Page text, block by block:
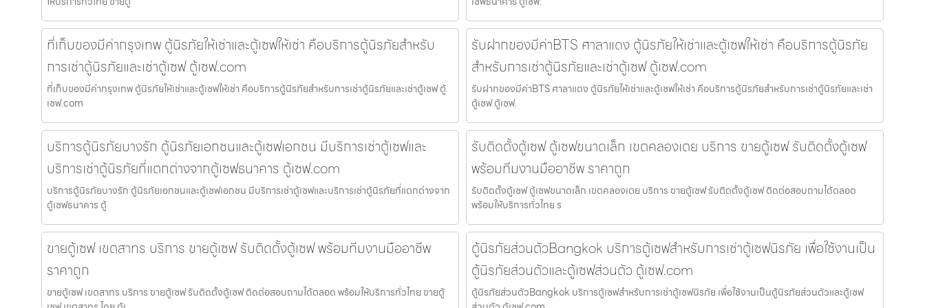
ที่เก็บของมีค่ากรุงเทพ ตู้นิรภัยให้เช่าและตู้เซฟให้เช่า คือบริการตู้นิรภัยสำหรับ
การเช่าตู้นิรภัยและเช่าตู้เซฟ ตู้เซฟ.com
ที่เก็บของมีค่ากรุงเทพ ตู้นิรภัยให้เช่าและตู้เซฟให้เช่า คือบริการตู้นิรภัยสำหรับการเช่าตู้นิรภัยและเช่าตู้เซฟ ตู้
เซฟ.com
รับฝากของมีค่าBTS ศาลาแดง ตู้นิรภัยให้เช่าและตู้เซฟให้เช่า คือบริการตู้นิรภัย
สำหรับการเช่าตู้นิรภัยและเช่าตู้เซฟ ตู้เซฟ.com
รับฝากของมีค่าBTS ศาลาแดง ตู้นิรภัยให้เช่าและตู้เซฟให้เช่า คือบริการตู้นิรภัยสำหรับการเช่าตู้นิรภัยและเช่า
ตู้เซฟ ตู้เซฟ.
บริการตู้นิรภัยบางรัก ตู้นิรภัยเอกชนและตู้เซฟเอกชน มีบริการเช่าตู้เซฟและ
บริการเช่าตู้นิรภัยที่แตกต่างจากตู้เซฟธนาคาร ตู้เซฟ.com
บริการตู้นิรภัยบางรัก ตู้นิรภัยเอกชนและตู้เซฟเอกชน มีบริการเช่าตู้เซฟและบริการเช่าตู้นิรภัยที่แตกต่างจาก
ตู้เซฟธนาคาร ตู้
รับติดตั้งตู้เซฟ ตู้เซฟขนาดเล็ก เขตคลองเตย บริการ ขายตู้เซฟ รับติดตั้งตู้เซฟ
พร้อมทีมงานมืออาชีพ ราคาถูก
รับติดตั้งตู้เซฟ ตู้เซฟขนาดเล็ก เขตคลองเตย บริการ ขายตู้เซฟ รับติดตั้งตู้เซฟ ติดต่อสอบถามได้ตลอด
พร้อมให้บริการทั่วไทย ร
ขายตู้เซฟ เขตสาทร บริการ ขายตู้เซฟ รับติดตั้งตู้เซฟ พร้อมทีมงานมืออาชีพ
ราคาถูก
ขายตู้เซฟ เขตสาทร บริการ ขายตู้เซฟ รับติดตั้งตู้เซฟ ติดต่อสอบถามได้ตลอด พร้อมให้บริการทั่วไทย ขายตู้
ตู้นิรภัยส่วนตัวBangkok บริการตู้เซฟสำหรับการเช่าตู้เซฟนิรภัย เพื่อใช้งานเป็น
ตู้นิรภัยส่วนตัวและตู้เซฟส่วนตัว ตู้เซฟ.com
ตู้นิรภัยส่วนตัวBangkok บริการตู้เซฟสำหรับการเช่าตู้เซฟนิรภัย เพื่อใช้งานเป็นตู้นิรภัยส่วนตัวและตู้เซฟ